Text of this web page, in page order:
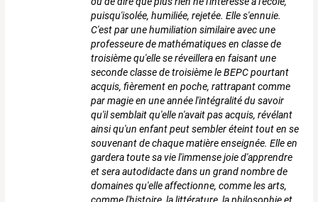
puisqu'isolée, humiliée, rejetée. Elle s'ennuie.
C'est par une humiliation similaire avec une
professeure de mathématiques en classe de
troisième qu'elle se réveillera en faisant une
seconde classe de troisième le BEPC pourtant
acquis, fièrement en poche, rattrapant comme
par magie en une année l'intégralité du savoir
qu'il semblait qu'elle n'avait pas acquis, révélant
ainsi qu'un enfant peut sembler éteint tout en se
souvenant de chaque matière enseignée. Elle en
gardera toute sa vie l'immense joie d'apprendre
et sera autodidacte dans un grand nombre de
domaines qu'elle affectionne, comme les arts,